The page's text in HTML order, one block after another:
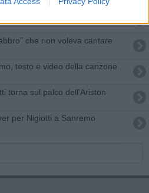
che non voleva cantare
testo e video della canzone
torna sul palco dell'Ariston
per Nigiotti a Sanremo